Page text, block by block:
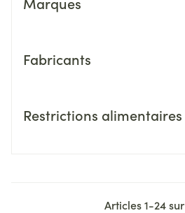
Fabricants
Restrictions alimentaires
Articles1-24sur